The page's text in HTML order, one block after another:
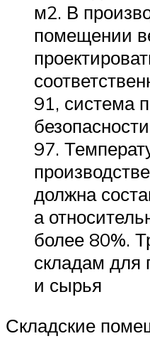
м2. В
помещении
91, система
97.
должна
а
более 80%.
складам для
и сырья
Складские